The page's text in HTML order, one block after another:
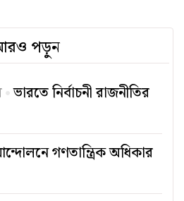
পড়ুন
ভারতে নির্বাচনী রাজনীতির
গণতান্ত্রিক অধিকার